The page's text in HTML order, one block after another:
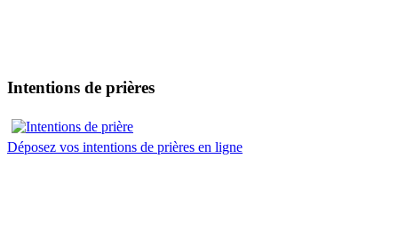
Intentions de prières
Déposez vos intentions de prières en ligne